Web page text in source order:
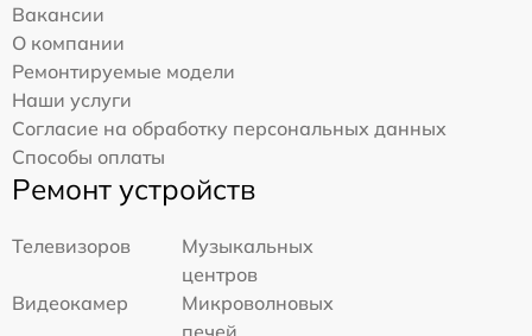
Вакансии
О компании
Ремонтируемые модели
Наши услуги
Согласие на обработку персональных данных
Способы оплаты
Ремонт устройств
Телевизоров
Музыкальных
центров
Видеокамер
Микроволновых